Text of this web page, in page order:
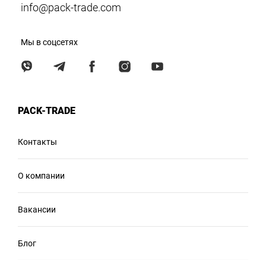
info@pack-trade.com
Мы в соцсетях
PACK-TRADE
Контакты
О компании
Вакансии
Блог